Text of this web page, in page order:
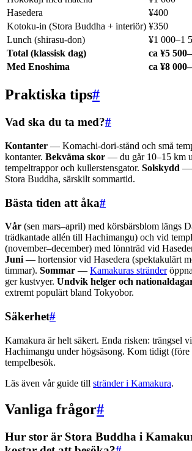
Hasedera
¥400
Kotoku-in (Stora Buddha + interiör) ¥350
Lunch (shirasu-don)
¥1 000–1
Total (klassisk dag)
ca ¥5
Med Enoshima
ca ¥8
Praktiska tips#
Vad ska du ta med?#
Kontanter — Komachi-dori-stånd och små
kontanter. Bekväma skor — du går 10–15 km
tempeltrappor och kullerstensgator. Solskydd —
Stora Buddha, särskilt sommartid.
Bästa tiden att åka#
Vår (sen mars–april) med körsbärsblom längs
trädkantade allén till Hachimangu) och vid
(november–december) med lönnträd vid
Juni — hortensior vid Hasedera (spektakulärt
timmar). Sommar — Kamakuras stränder
ger kustvyer. Undvik helger och
extremt populärt bland Tokyobor.
Säkerhet#
Kamakura är helt säkert. Enda risken: trängsel
Hachimangu under högsäsong. Kom tidigt
tempelbesök.
Läs även vår guide till stränder i Kamakura.
Vanliga frågor#
Hur stor är Stora Buddha i